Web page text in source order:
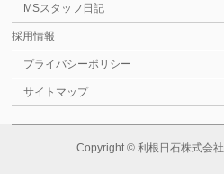
MSスタッフ日記
採用情報
プライバシーポリシー
サイトマップ
Copyright © 利根日石株式会社